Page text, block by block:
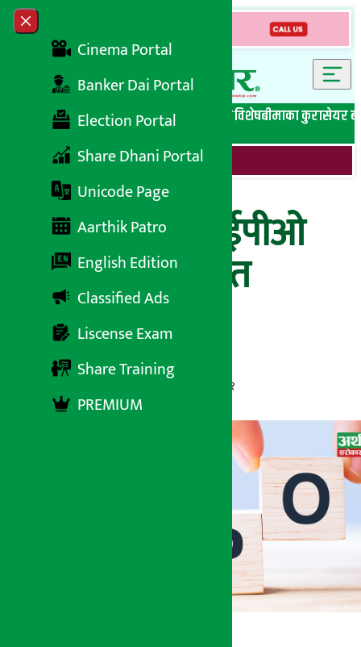
Skip to content
Close menu
Cinema Portal
Banker Dai Portal
Election Portal
Share Dhani Portal
Unicode Page
Aarthik Patro
English Edition
Classified Ads
Liscense Exam
Share Training
PREMIUM
सबै समाचारबेथिति मुर्दाबादबैंकिङ विशेष लघुवित्त विशेषबीमाका कुरासेयर
स्नो रिभर्सको आईपीओ
खुल्दै, दिने होइन त
आवेदन ?
२९ बैशाख २०८३, मंगलबार ०७:५१